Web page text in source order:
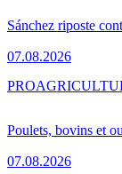
Sánchez riposte
07.08.2026
Poulets, bovins et
07.08.2026
PRO